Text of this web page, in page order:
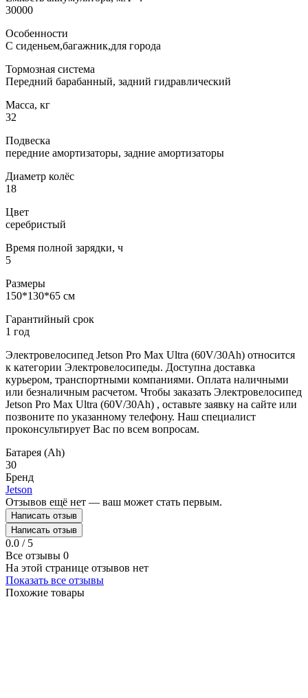
30000
Особенности
С сиденьем,багажник,для города
Тормозная система
Передний барабанный, задний гидравлический
Масса, кг
32
Подвеска
передние амортизаторы, задние амортизаторы
Диаметр колёс
18
Цвет
серебристый
Время полной зарядки, ч
5
Размеры
150*130*65 см
Гарантийный срок
1 год
Электровелосипед Jetson Pro Max Ultra (60V/30Ah) относится
к категории Электровелосипеды. Доступна доставка
курьером, транспортными компаниями. Оплата наличными
или безналичным расчетом. Чтобы заказать Электровелосипед
Jetson Pro Max Ultra (60V/30Ah) , оставьте заявку на сайте или
позвоните по указанному телефону. Наш специалист
проконсультирует Вас по всем вопросам.
Батарея (Ah)
30
Бренд
Jetson
Отзывов ещё нет — ваш может стать первым.
Написать отзыв
Написать отзыв
0.0 / 5
Все отзывы 0
На этой странице отзывов нет
Показать все отзывы
Похожие товары